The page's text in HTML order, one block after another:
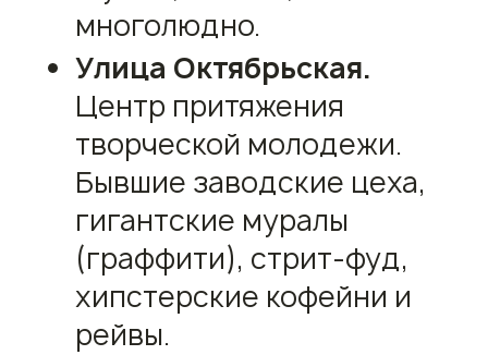
многолюдно.
Улица Октябрьская.
Центр притяжения
творческой молодежи.
Бывшие заводские цеха,
гигантские муралы
(граффити), стрит-фуд,
хипстерские кофейни и
рейвы.